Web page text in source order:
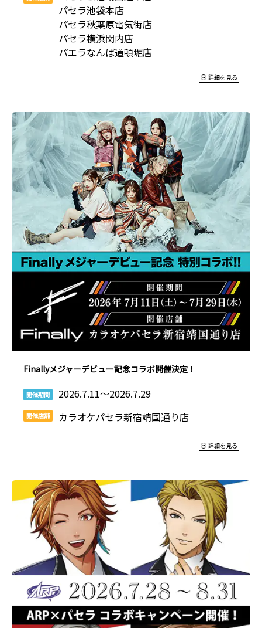
パセラ池袋本店
パセラ秋葉原電気街店
パセラ横浜関内店
パエラなんば道頓堀店
詳細を見る
Finallyメジャーデビュー記念コラボ開催決定！
開催期間 2026.7.11～2026.7.29
開催店舗 カラオケパセラ新宿靖国通り店
詳細を見る